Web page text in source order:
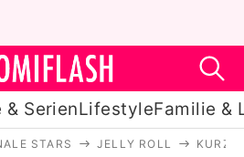
& SerienLifestyleFamilie &
STARS JELLY ROLL KURZ